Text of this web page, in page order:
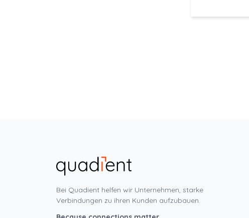
Bei Quadient helfen wir Unternehmen, starke
Verbindungen zu ihren Kunden aufzubauen.